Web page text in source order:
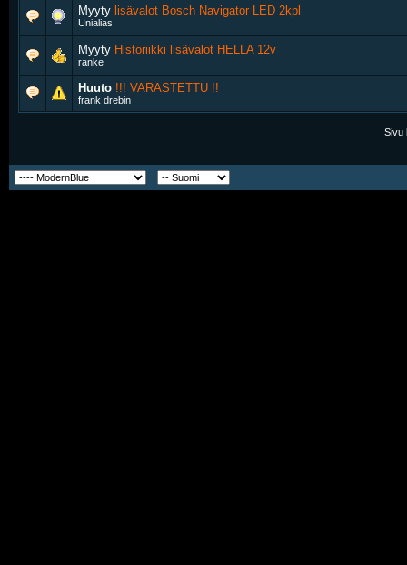
Myyty lisävalot Bosch Navigator LED 2kpl
Unialias
Myyty Historiikki lisävalot HELLA 12v
ranke
Huuto !!! VARASTETTU !!
frank drebin
Sivu